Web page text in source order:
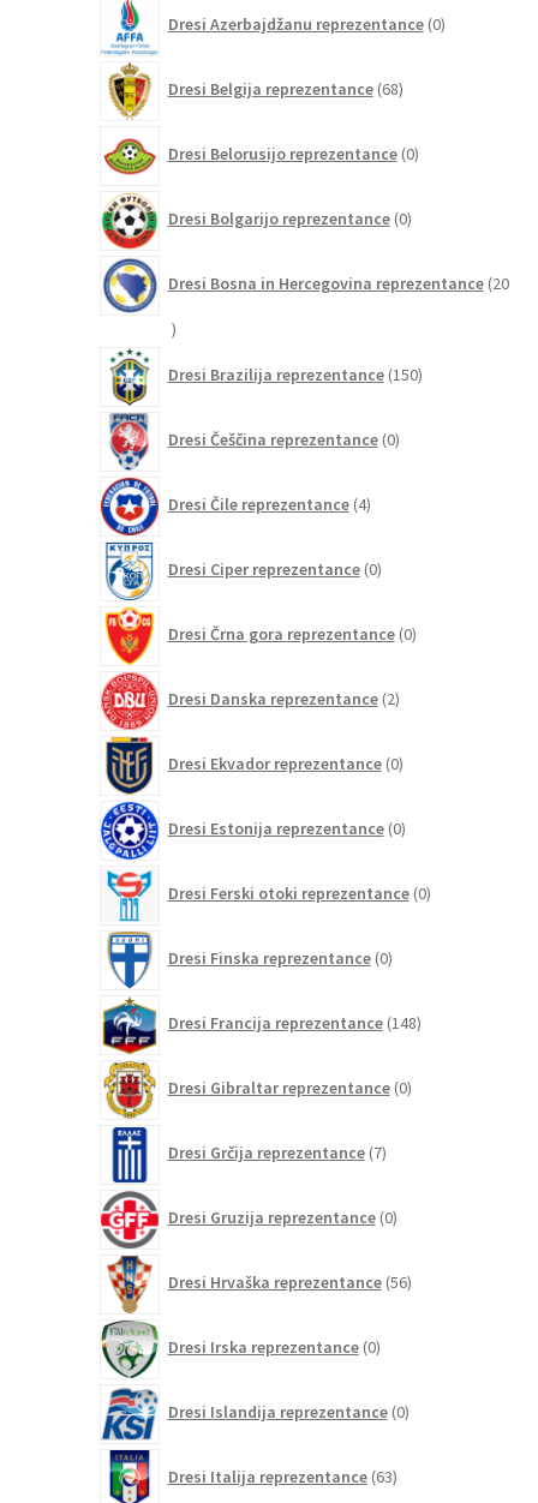
Dresi Azerbajdžanu reprezentance 0izdelkov
Dresi Belgija reprezentance 68izdelkov
Dresi Belorusijo reprezentance 0izdelkov
Dresi Bolgarijo reprezentance 0izdelkov
Dresi Bosna in Hercegovina reprezentance 20
20
Dresi Brazilija reprezentance 150izdelkov
Dresi Češčina reprezentance 0izdelkov
Dresi Čile reprezentance 4izdelki
Dresi Ciper reprezentance 0izdelkov
Dresi Črna gora reprezentance 0izdelkov
Dresi Danska reprezentance 2izdelka
Dresi Ekvador reprezentance 0izdelkov
Dresi Estonija reprezentance 0izdelkov
Dresi Ferski otoki reprezentance 0izdelkov
Dresi Finska reprezentance 0izdelkov
Dresi Francija reprezentance 148izdelkov
Dresi Gibraltar reprezentance 0izdelkov
Dresi Grčija reprezentance 7izdelkov
Dresi Gruzija reprezentance 0izdelkov
Dresi Hrvaška reprezentance 56izdelkov
Dresi Irska reprezentance 0izdelkov
Dresi Islandija reprezentance 0izdelkov
Dresi Italija reprezentance 63izdelkov